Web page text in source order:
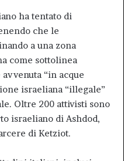
ha tentato di
che le
a una zona
come sottolinea
“in acque
israeliana “illegale”
Oltre 200 attivisti sono
israeliano di Ashdod,
di Ketziot.